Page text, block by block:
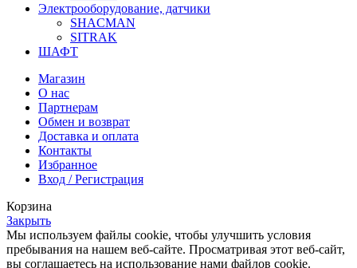
Электрооборудование, датчики
SHACMAN
SITRAK
ШАФТ
Магазин
О нас
Партнерам
Обмен и возврат
Доставка и оплата
Контакты
Избранное
Вход / Регистрация
Корзина
Закрыть
Мы используем файлы cookie, чтобы улучшить условия
пребывания на нашем веб-сайте. Просматривая этот веб-сайт,
вы соглашаетесь на использование нами файлов cookie.